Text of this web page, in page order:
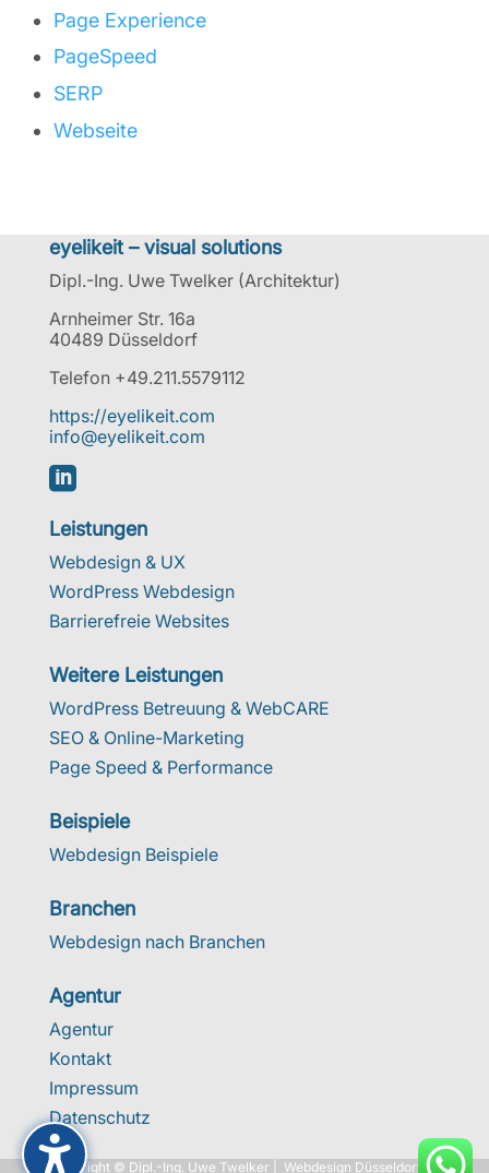
Page Experience
PageSpeed
SERP
Webseite
eyelikeit – visual solutions
Dipl.-Ing. Uwe Twelker (Architektur)
Arnheimer Str. 16a
40489 Düsseldorf
Telefon +49.211.5579112
https://eyelikeit.com
info@eyelikeit.com

Leistungen
Webdesign & UX
WordPress Webdesign
Barrierefreie Websites
Weitere Leistungen
WordPress Betreuung & WebCARE
SEO & Online-Marketing
Page Speed & Performance
Beispiele
Webdesign Beispiele
Branchen
Webdesign nach Branchen
Agentur
Agentur
Kontakt
Impressum
Datenschutz
Copyright © Dipl.-Ing. Uwe Twelker | Webdesign Düsseldorf